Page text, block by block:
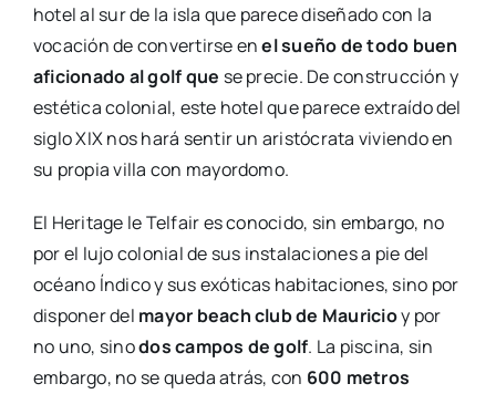
hotel al sur de la isla que parece diseñado con la
vocación de convertirse enel sueño de todo buen
aficionado al golf que se precie. De construcción y
estética colonial, este hotel que parece extraído del
siglo XIX nos hará sentir un aristócrata viviendo en
su propia villa con mayordomo.
El Heritage le Telfair es conocido, sin embargo, no
por el lujo colonial de sus instalaciones a pie del
océano Índico y sus exóticas habitaciones, sino por
disponer del mayor beach club de Mauricioy por
no uno, sinodos campos de golf. La piscina, sin
embargo, no se queda atrás, con 600 metros